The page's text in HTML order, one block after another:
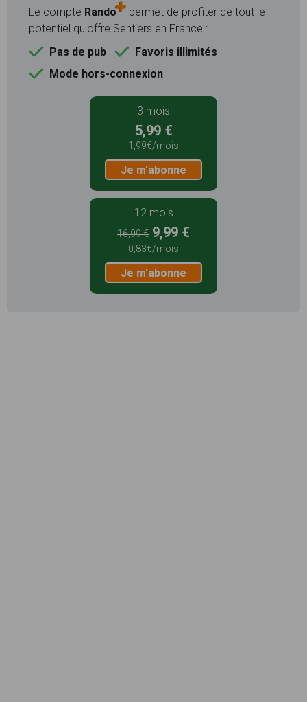
Le compte Rando
permet de profiter de tout le
potentiel qu'offre Sentiers en France :
Pas de pub
Favoris illimités
Mode hors-connexion
3 mois
5,99 €
1,99€/mois
Je m'abonne
12 mois
16,99 € 9,99 €
0,83€/mois
Je m'abonne